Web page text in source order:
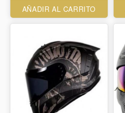
AÑADIR AL CARRITO